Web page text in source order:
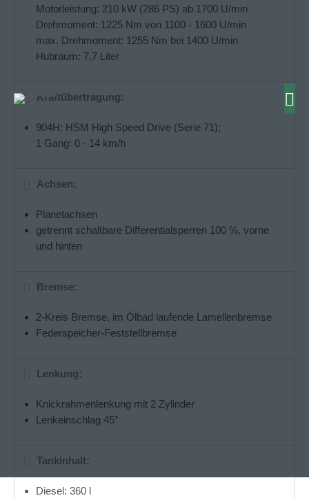
Motorleistung: 210 kW (286 PS) ab 1700 U/min
Drehmoment: 1225 Nm von 1100 - 1600 U/min
max. Drehmoment: 1255 Nm bei 1400 U/min
Hubraum: 7,7 Liter
Kraftübertragung:
904H: HSM High Speed Drive (Serie 71);
1 Gang: 0 - 14 km/h
Achsen:
Planetachsen
getrennt schaltbare Differentialsperren 100 %, vorne
und hinten
Bremse:
2-Kreis Bremse, im Ölbad laufende Lamellenbremse
Federspeicher-Feststellbremse
Lenkung:
Knickrahmenlenkung mit 2 Zylinder
Lenkeinschlag 45°
Tankinhalt:
Diesel: 360 l